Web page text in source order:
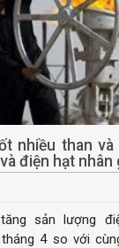
nhiều than
điện hạt nhân
sản lượng
4 so với